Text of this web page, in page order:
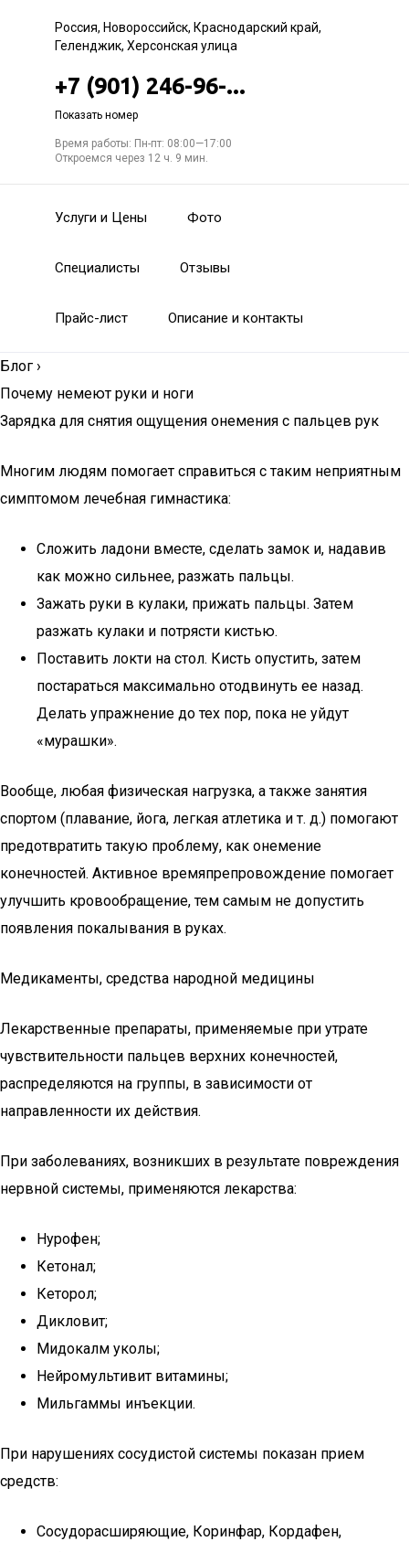
Россия, Новороссийск, Краснодарский край,
Геленджик, Херсонская улица
+7 (901) 246-96-...
Показать номер
Время работы: Пн-пт: 08:00—17:00
Откроемся через 12 ч. 9 мин.
Услуги и Цены Фото
Специалисты Отзывы
Прайс-лист Описание и контакты
Блог ›
Почему немеют руки и ноги
Зарядка для снятия ощущения онемения с пальцев рук
Многим людям помогает справиться с таким неприятным
симптомом лечебная гимнастика:
Сложить ладони вместе, сделать замок и, надавив
как можно сильнее, разжать пальцы.
Зажать руки в кулаки, прижать пальцы. Затем
разжать кулаки и потрясти кистью.
Поставить локти на стол. Кисть опустить, затем
постараться максимально отодвинуть ее назад.
Делать упражнение до тех пор, пока не уйдут
«мурашки».
Вообще, любая физическая нагрузка, а также занятия
спортом (плавание, йога, легкая атлетика и т. д.) помогают
предотвратить такую проблему, как онемение
конечностей. Активное времяпрепровождение помогает
улучшить кровообращение, тем самым не допустить
появления покалывания в руках.
Медикаменты, средства народной медицины
Лекарственные препараты, применяемые при утрате
чувствительности пальцев верхних конечностей,
распределяются на группы, в зависимости от
направленности их действия.
При заболеваниях, возникших в результате повреждения
нервной системы, применяются лекарства:
Нурофен;
Кетонал;
Кеторол;
Дикловит;
Мидокалм уколы;
Нейромультивит витамины;
Мильгаммы инъекции.
При нарушениях сосудистой системы показан прием
средств:
Сосудорасширяющие, Коринфар, Кордафен,